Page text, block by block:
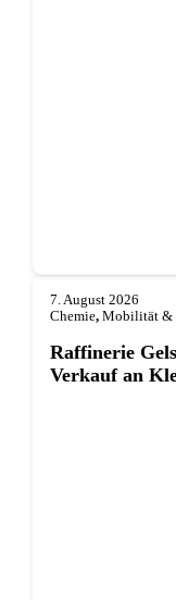
7. August 2026
Chemie, Mobilität &
Raffinerie
Verkauf an